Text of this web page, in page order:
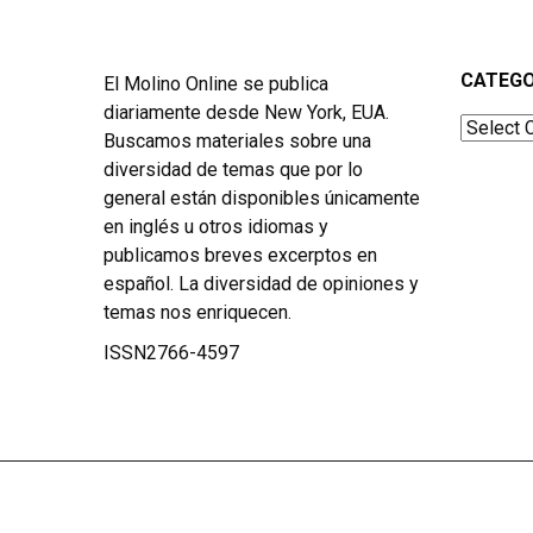
El Molino Online se publica
diariamente desde New York, EUA.
Buscamos materiales sobre una
diversidad de temas que por lo
general están disponibles únicamente
en inglés u otros idiomas y
publicamos breves excerptos en
español. La diversidad de opiniones y
temas nos enriquecen.
ISSN2766-4597